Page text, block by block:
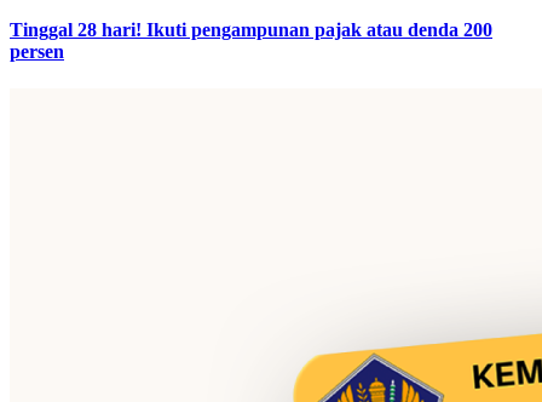
Tinggal 28 hari! Ikuti pengampunan pajak atau denda 200
persen